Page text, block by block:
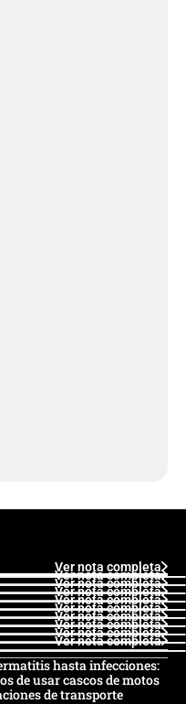
Ver nota completa
Ver nota completa
Ver nota completa
Ver nota completa
Ver nota completa
Ver nota completa
Ver nota completa
Ver nota completa
Ver nota completa
Ver nota completa
hasta infecciones:
de usar cascos de motos
de transporte